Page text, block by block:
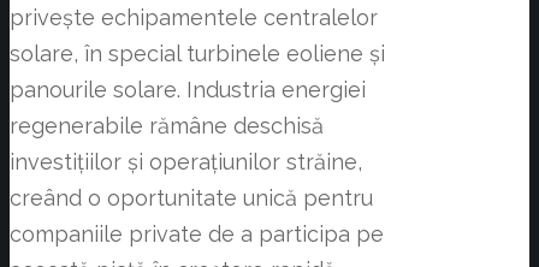
privește echipamentele centralelor
solare, în special turbinele eoliene și
panourile solare. Industria energiei
regenerabile rămâne deschisă
investițiilor și operațiunilor străine,
creând o oportunitate unică pentru
companiile private de a participa pe